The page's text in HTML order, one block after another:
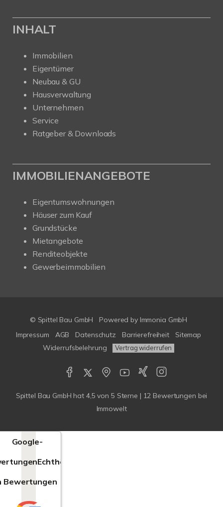
INHALT
Immobilien
Eigentümer
Neubau & GU
Hausverwaltung
Unternehmen
Service
Ratgeber & Downloads
IMMOBILIENANGEBOTE
Eigentumswohnungen
Häuser zum Kauf
Grundstücke
Mietangebote
Renditeobjekte
Gewerbeimmobilien
© Spittel Bau GmbH Powered by Immonia GmbH
Impressum
AGB Datenschutz Barrierefreiheit
Sitemap
Widerrufsbelehrung
Vertrag widerrufen
Spittel Bau GmbH hat 4,5 von 5 Sterne | 12 Bewertungen bei
Immowelt
Google-
Echtheit
Bewertungen